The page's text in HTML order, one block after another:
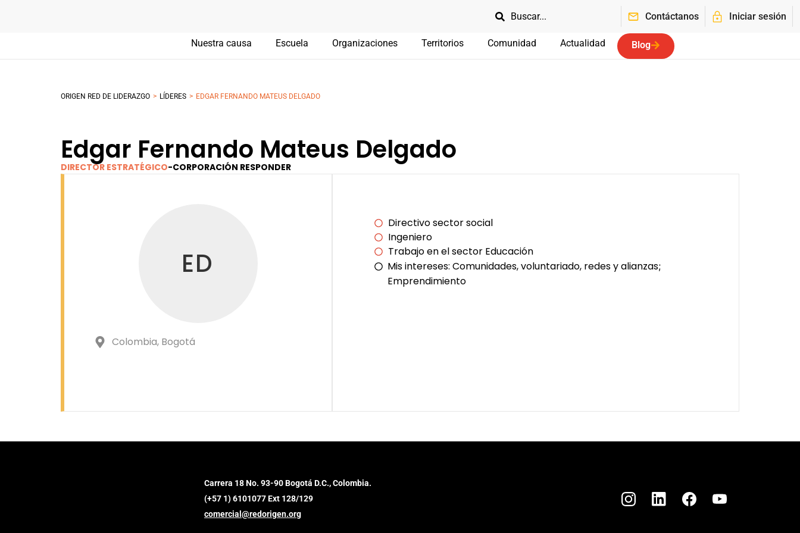
Contáctanos Iniciar sesión
Nuestra causa Escuela Organizaciones Territorios Comunidad Actualidad Blog
ORIGEN RED DE LIDERAZGO > LÍDERES > EDGAR FERNANDO MATEUS DELGADO
Edgar Fernando Mateus Delgado
DIRECTOR ESTRATÉGICO-CORPORACIÓN RESPONDER
ED
Colombia, Bogotá
Directivo sector social
Ingeniero
Trabajo en el sector Educación
Mis intereses: Comunidades, voluntariado, redes y alianzas;
Emprendimiento
Carrera 18 No. 93-90 Bogotá D.C., Colombia.
(+57 1) 6101077 Ext 128/129
comercial@redorigen.org